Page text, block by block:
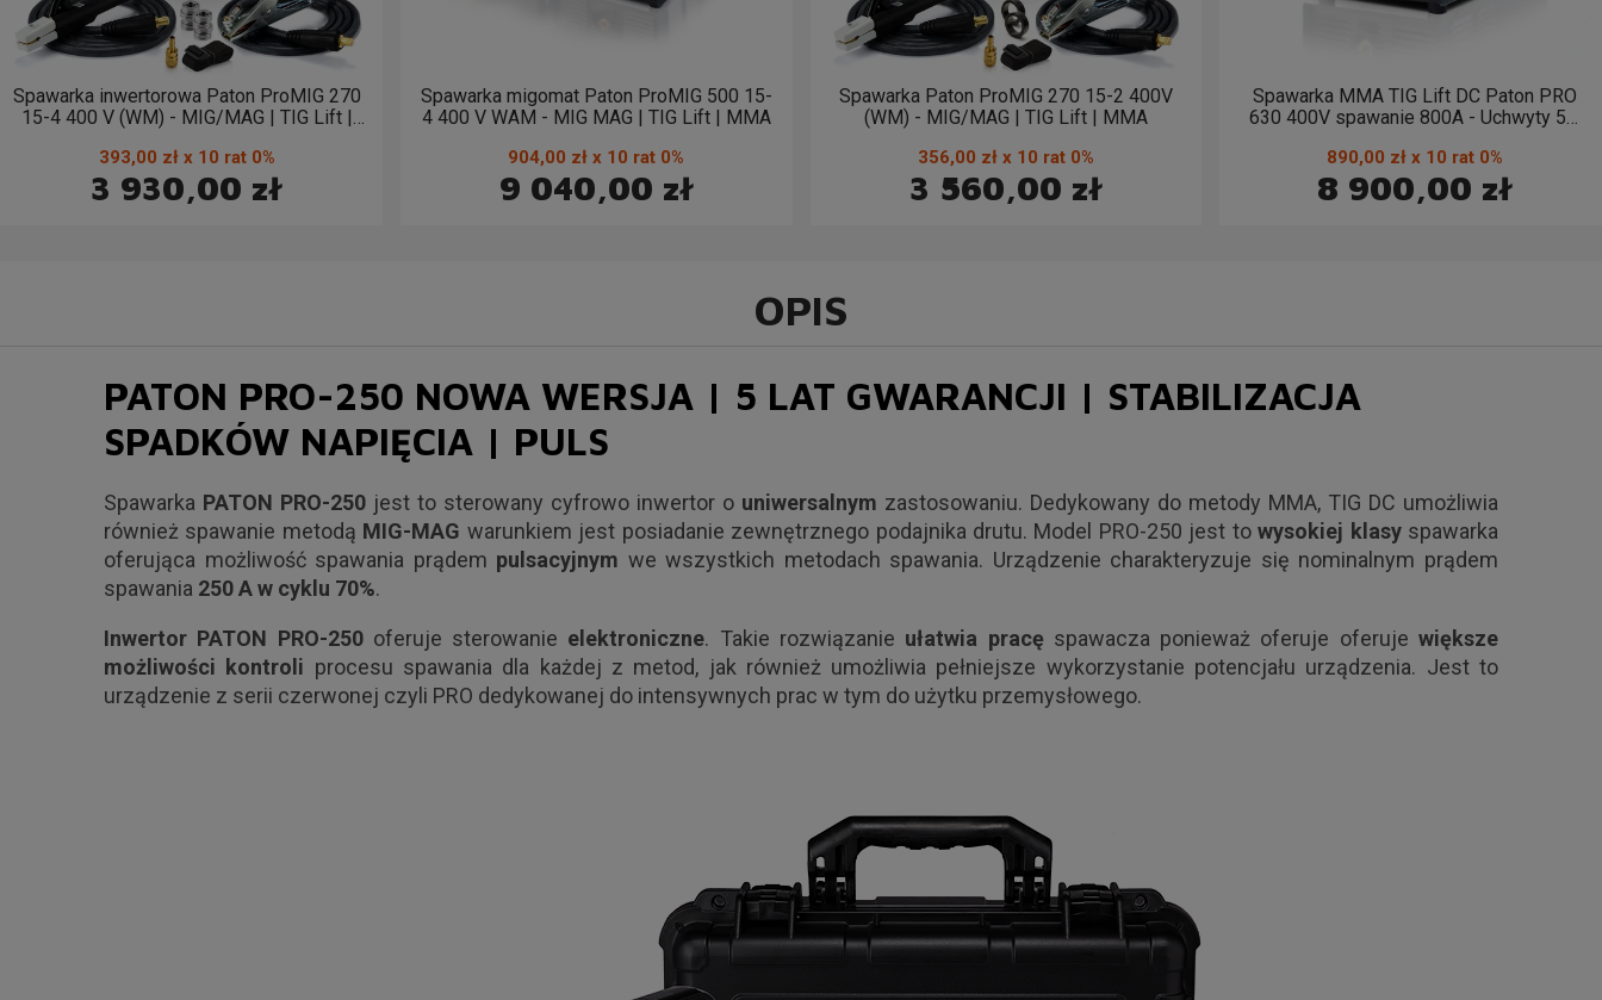
Spawarka inwertorowa Paton ProMIG 270
15-4 400 V (WM) - MIG/MAG | TIG Lift |
3 930,00 zł
393,00 zł x 10 rat 0%
Spawarka migomat Paton ProMIG 500 15-
4 400 V WAM - MIG MAG | TIG Lift | MMA
9 040,00 zł
904,00 zł x 10 rat 0%
Spawarka Paton ProMIG 270 15-2 400V
(WM) - MIG/MAG | TIG Lift | MMA
3 560,00 zł
356,00 zł x 10 rat 0%
Spawarka MMA TIG Lift DC Paton PRO
630 400V spawanie 800A - Uchwyty 5m
8 900,00 zł
890,00 zł x 10 rat 0%
OPIS
PATON PRO-250 NOWA WERSJA | 5 LAT GWARANCJI | STABILIZACJA
SPADKÓW NAPIĘCIA | PULS
Spawarka PATON PRO-250 jest to sterowany cyfrowo inwertor o uniwersalnym zastosowaniu. Dedykowany do metody MMA, TIG DC umożliwia
również spawanie metodą MIG-MAG warunkiem jest posiadanie zewnętrznego podajnika drutu. Model PRO-250 jest towysokiej klasyspawarka
oferująca możliwość spawania prądem pulsacyjnym we wszystkich metodach spawania. Urządzenie charakteryzuje się nominalnym prądem
spawania 250 A w cyklu 70%.
Inwertor PATON PRO-250oferuje sterowanie elektroniczne. Takie rozwiązanie ułatwia pracęspawacza ponieważ oferuje oferujewiększe
możliwości kontroli procesu spawania dla każdej z metod, jak również umożliwia pełniejsze wykorzystanie potencjału urządzenia. Jest to
urządzenie z serii czerwonej czyli PRO dedykowanej do intensywnych prac w tym do użytku przemysłowego.